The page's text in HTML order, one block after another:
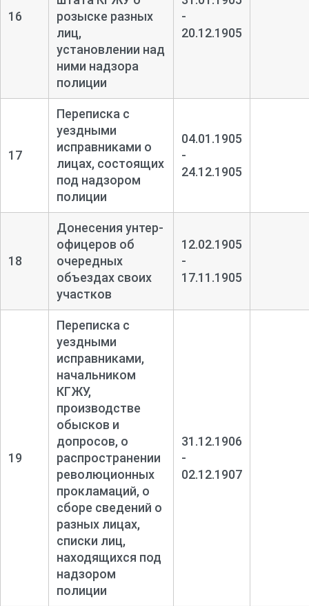
16
розыске разных
лиц,
установлении над
ними надзора
полиции
-
20.12.1905
17
Переписка с
уездными
исправниками о
лицах, состоящих
под надзором
полиции
04.01.1905
-
24.12.1905
18
Донесения унтер-
офицеров об
очередных
объездах своих
участков
12.02.1905
-
17.11.1905
19
Переписка с
уездными
исправниками,
начальником
КГЖУ,
производстве
обысков и
допросов, о
распространении
революционных
прокламаций, о
сборе сведений о
разных лицах,
списки лиц,
находящихся под
надзором
полиции
31.12.1906
-
02.12.1907